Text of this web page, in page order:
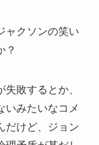
クソンの笑い
？
敗するとか、
いみたいなコメ
だけど、ジョン